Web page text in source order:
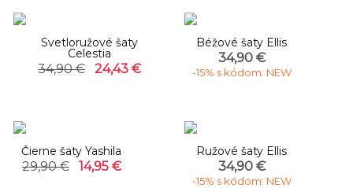
Svetloružové šaty
Celestia
34,90 € 24,43 €
Béžové šaty Ellis
34,90 €
-15% s kódom: NEW
Čierne šaty Yashila
29,90 € 14,95 €
Ružové šaty Ellis
34,90 €
-15% s kódom: NEW